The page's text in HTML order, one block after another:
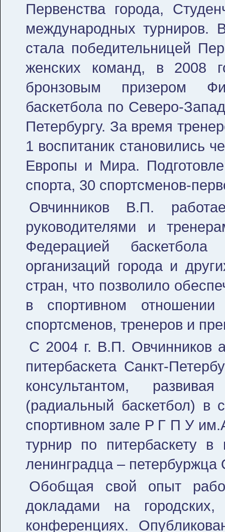
Первенства города,
международных
стала победительницей
женских команд, в 2008
бронзовым призером
баскетбола по Северо-
Петербургу. За время
1 воспитаник становились
Европы и Мира.
спорта, 30 спортсменов-
Овчинников В.П.
руководителями и
Федерацией баскетбола
организаций города и
стран, что позволило
в спортивном
спортсменов, тренеров и
С 2004 г. В.П. Овчинников
питербаскета Санкт-
консультантом,
(радиальный баскетбол) в
спортивном зале P Г П У
турнир по питербаскету
ленинградца –
Обобщая свой опыт
докладами на
конференциях.